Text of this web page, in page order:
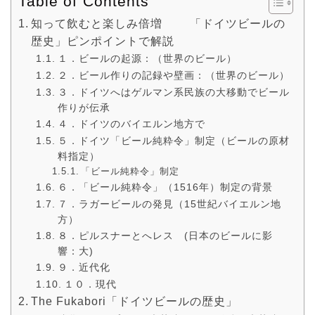
知って飲むと楽しみ倍増 「ドイツビールの
歴史」ピンポイントで解説
１．ビールの起源：（世界のビール）
２．ビール作りの記録や壁画：（世界のビール）
３．ドイツへはゲルマン系民族の大移動でビール
作りが伝承
４．ドイツのバイエルン地方で
５．ドイツ「ビール純粋令」制定（ビールの原材
料指定）
「ビール純粋令」制定
６．「ビール純粋令」（1516年）制定の背景
７．ラガービールの発見（15世紀バイエルン地
方）
８．ピルスナーとへレス (日本のビールに影
響：大)
９．近代化
１０．現代
The Fukabori「ドイツビールの歴史」